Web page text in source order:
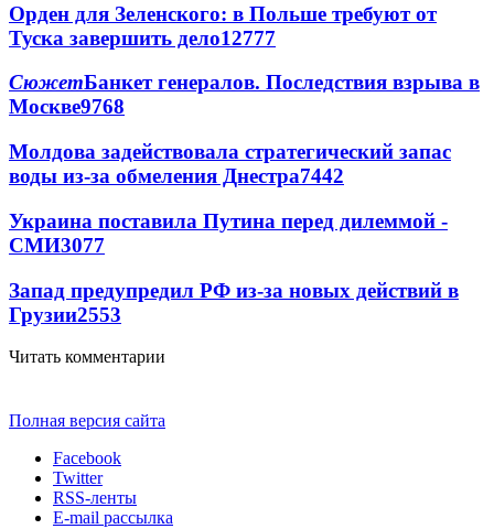
Орден для Зеленского: в Польше требуют от
Туска завершить дело12777
СюжетБанкет генералов. Последствия взрыва в
Москве9768
Молдова задействовала стратегический запас
воды из-за обмеления Днестра7442
Украина поставила Путина перед дилеммой -
СМИ3077
Запад предупредил РФ из-за новых действий в
Грузии2553
Читать комментарии
Полная версия сайта
Facebook
Twitter
RSS-ленты
E-mail рассылка